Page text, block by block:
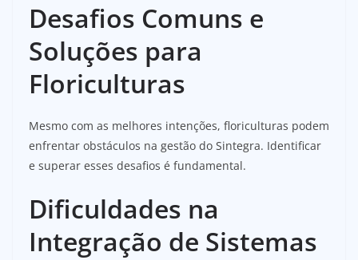
Desafios Comuns e
Soluções para
Floriculturas
Mesmo com as melhores intenções, floriculturas podem
enfrentar obstáculos na gestão do Sintegra. Identificar
e superar esses desafios é fundamental.
Dificuldades na
Integração de Sistemas